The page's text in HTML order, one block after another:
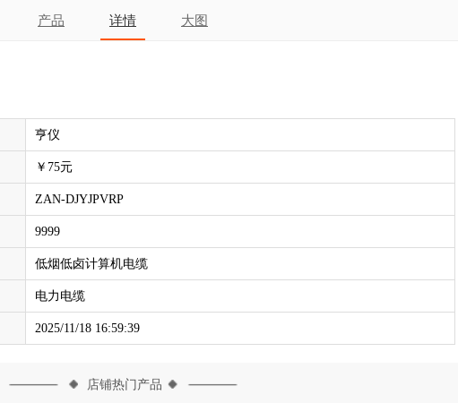
产品 详情 大图
亨仪
￥75元
ZAN-DJYJPVRP
9999
低烟低卤计算机电缆
电力电缆
2025/11/18 16:59:39
店铺热门产品